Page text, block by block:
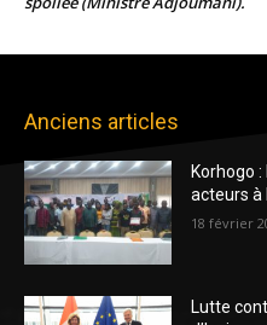
Anciens articles
Korhogo
acteurs à
18 février
Lutte